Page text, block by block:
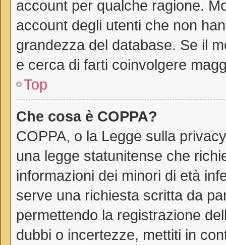
account per qualche ragione.
account degli utenti che non
grandezza del database. Se il
e cerca di farti coinvolgere
Top
Che cosa è COPPA?
COPPA, o la Legge sulla
una legge statunitense che
informazioni dei minori di età
serve una richiesta scritta da
permettendo la registrazione
dubbi o incertezze, mettiti in